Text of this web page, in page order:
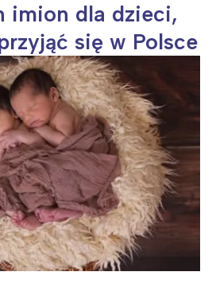
imion dla dzieci,
się w Polsce